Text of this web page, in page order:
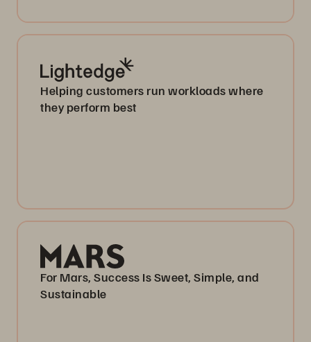
Helping customers run workloads where
they perform best
For Mars, Success Is Sweet, Simple, and
Sustainable